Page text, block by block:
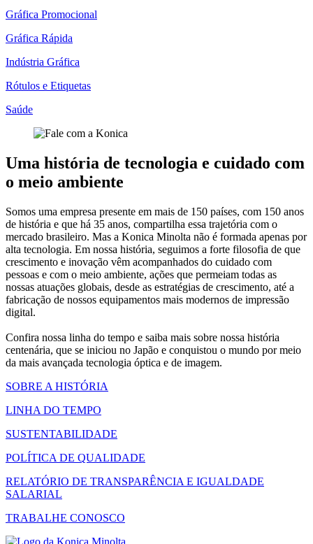
Gráfica Promocional
Gráfica Rápida
Indústria Gráfica
Rótulos e Etiquetas
Saúde
Uma história de tecnologia e cuidado com
o meio ambiente
Somos uma empresa presente em mais de 150 países, com 150 anos
de história e que há 35 anos, compartilha essa trajetória com o
mercado brasileiro. Mas a Konica Minolta não é formada apenas por
alta tecnologia. Em nossa história, seguimos a forte filosofia de que
crescimento e inovação vêm acompanhados do cuidado com
pessoas e com o meio ambiente, ações que permeiam todas as
nossas atuações globais, desde as estratégias de crescimento, até a
fabricação de nossos equipamentos mais modernos de impressão
digital.
Confira nossa linha do tempo e saiba mais sobre nossa história
centenária, que se iniciou no Japão e conquistou o mundo por meio
da mais avançada tecnologia óptica e de imagem.
SOBRE A HISTÓRIA
LINHA DO TEMPO
SUSTENTABILIDADE
POLÍTICA DE QUALIDADE
RELATÓRIO DE TRANSPARÊNCIA E IGUALDADE
SALARIAL
TRABALHE CONOSCO